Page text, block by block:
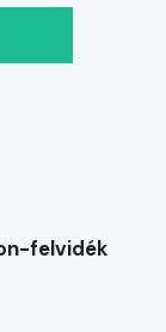
felvidék